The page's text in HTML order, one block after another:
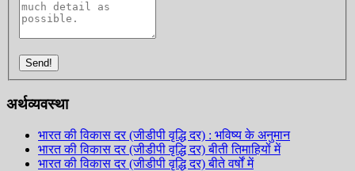
Send!
अर्थव्यवस्था
भारत की विकास दर (जीडीपी वृद्धि दर) : भविष्य के अनुमान
भारत की विकास दर (जीडीपी वृद्धि दर) बीती तिमाहियों में
भारत की विकास दर (जीडीपी वृद्धि दर) बीते वर्षों में